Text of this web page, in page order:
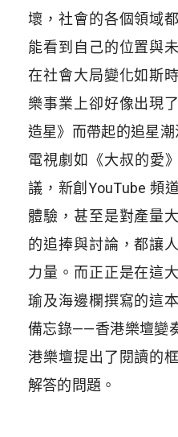
壞，社會的各個領域
能看到自己的位置與
在社會大局變化如斯
樂事業上卻好像出現
造星》而帶起的追星
電視劇如《大叔的愛
議，新創YouTube 頻
體驗，甚至是對產量
的追捧與討論，都讓
力量。而正正是在這
瑜及海邊欄撰寫的這
備忘錄——香港樂壇變
港樂壇提出了閱讀的
解答的問題。